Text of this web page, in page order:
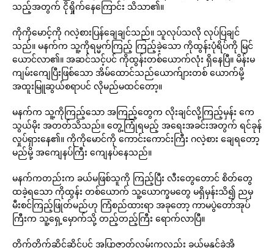
သည့်အတွက် ငိုရှိုက်နေကြောင်း သိသာ၏။
ကိုကိုမောင့်ကို ဂလဲ့စားပြန်ချေချင်သည်။ သူလုပ်သလို လုပ်ပြချင်
သည်။ မနက်က သူ့ကိုရမ္မက်ကြည့် ကြည့်ခဲ့သော ကိုထွန်းပုံရိပ်ကို မြင်
ယောင်လာ၏။ အဆင်သင့်ပင် ကိုထွန်းတစ်ယောက်လုံး ရှိနေပြီ။ မိန်းမ
ကျမ်းကျေပြီးဖြစ်သော အိမ်ထောင်သည်ယောက်ျားတစ် ယောက်မို့
အထူးမြူဆွယ်စရာပင် လိုမည်မထင်တော့။
မနက်က သူ့ကိုကြည့်သော အကြည့်တွေက လိုးချင်လို့ကြည့်မှန်း ကေ
သွယ်မိုး အတတ်သိသည်။ တွေ့ကြုံရမည့် အရေးအခင်းအတွက် ရင်ခုန်
လှုပ်ရှားနေ၏။ ကိုကိုမောင်ကို ကောင်းကောင်းကြီး ဂလဲ့စား ချေရတော့
မည်မို့ အကျေနပ်ကြီး ကျေနပ်နေသည်။
မနက်ကတည်းက ခယ်မဖြစ်သူကို ကြည့်ပြီး လီးတွေတောင် စိတ်တွေ
ထခဲ့ရသော ကိုထွန်း တစ်ယောက် သူ့ယောက္ခမတွေ မရှိမှန်းသိ၍ ညမှ
မီးစင်ကြည့်ဖြုတ်မည်ဟု ကြံစည်ထားရာ အခုတော့ ကာမပွဲတော်အုပ်
ကြီးက သူ့ရှေ့မှောက်သို့ တည့်တည့်ကြီး ရောက်လာပြီ။
တိုက်တိုက်ဆိုင်ဆိုင်ပင် အပြာဇာတ်လမ်းကလည်း ခယ်မနှင့်ခဲအို